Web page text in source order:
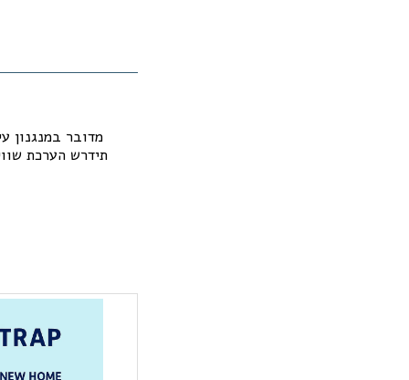
מדובר במנגנון
תידרש הערכת